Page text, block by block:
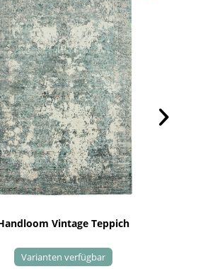
Vintage Teppich
Varianten verfügbar